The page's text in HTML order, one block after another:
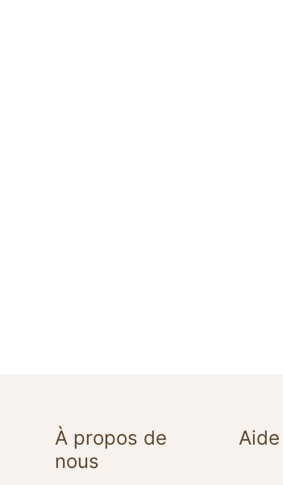
À propos de
nous
Aide